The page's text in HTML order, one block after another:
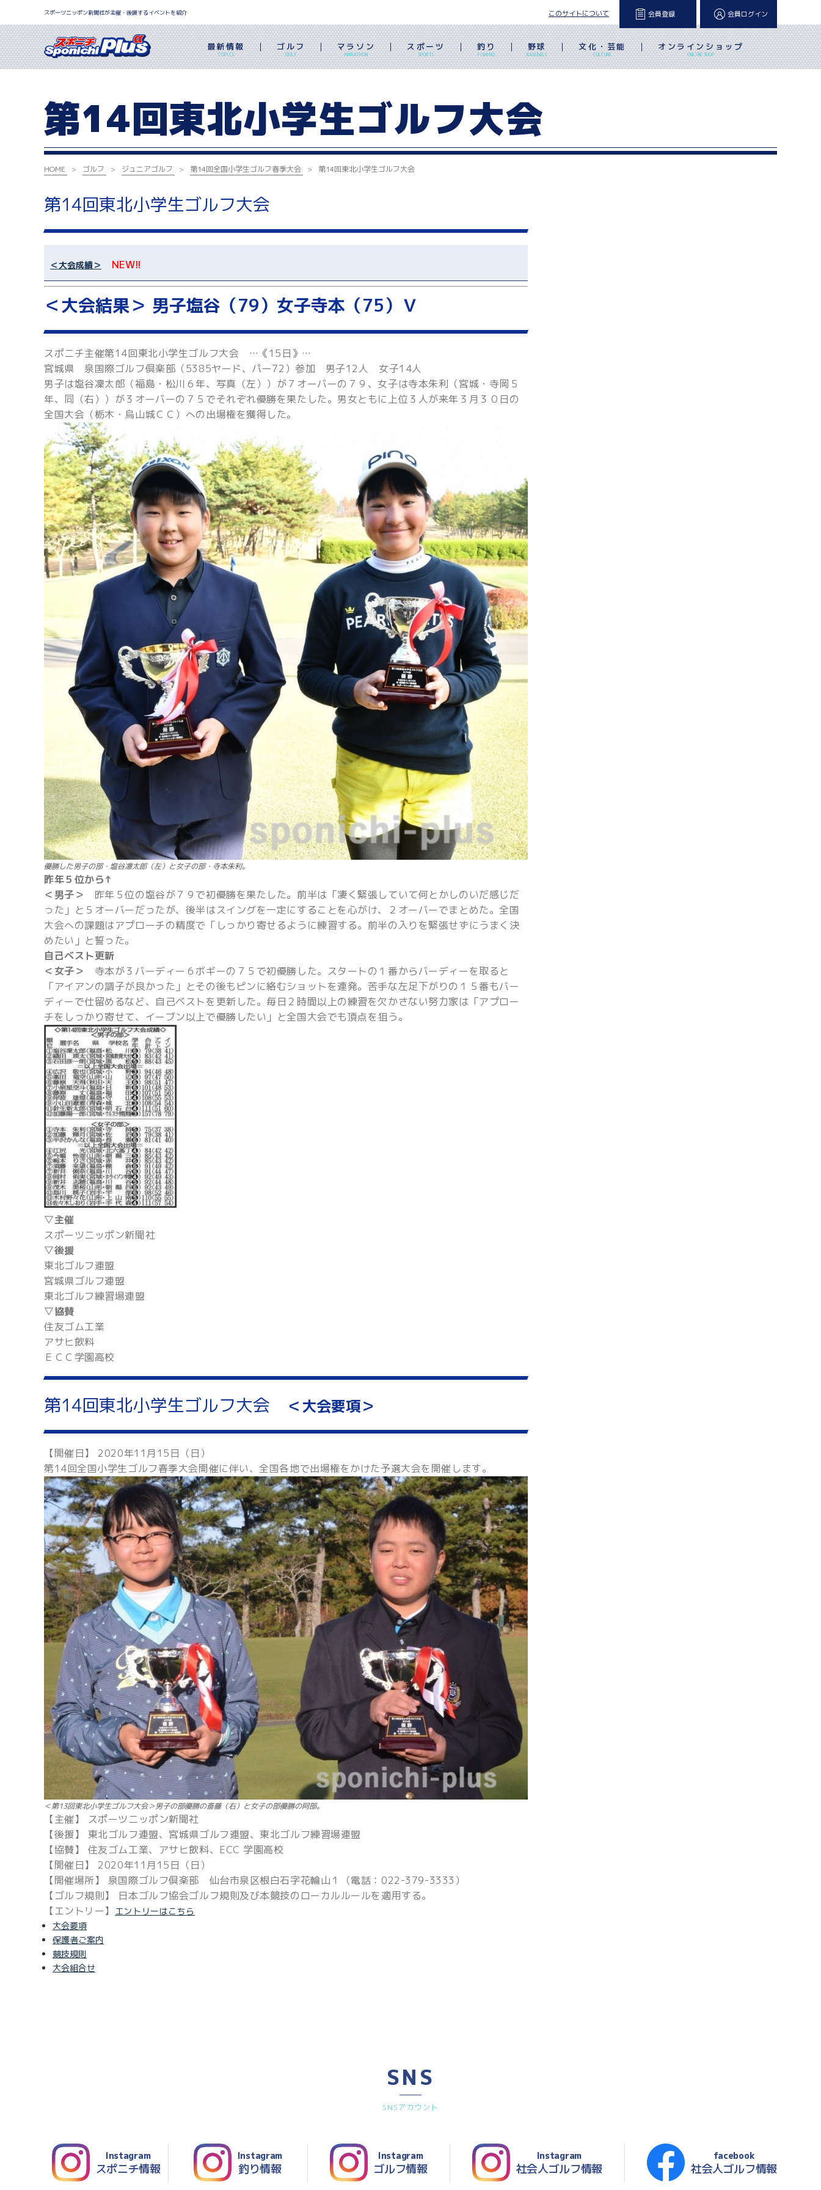
スポーツニッポン新聞社が主催・後援するイベントを紹介 このサイトについて 会員登録 会員ログイン
最新情報
TOPICS
ゴルフ
GOLF
マラソン
MARATHON
スポーツ
SPORTS
釣り
FISHING
野球
BASEBALL
文化・芸能
CULTURE
オンラインショップ
ONLINE SHOP
第14回東北小学生ゴルフ大会
HOME ゴルフ ジュニアゴルフ 第14回全国小学生ゴルフ春季大会 第14回東北小学生ゴルフ大会
第14回東北小学生ゴルフ大会
＜大会成績＞ NEW!!
＜大会結果＞ 男子塩谷（79）女子寺本（75）Ｖ
スポニチ主催第14回東北小学生ゴルフ大会 …《15日》…
宮城県 泉国際ゴルフ倶楽部（5385ヤード、パー72）参加 男子12人 女子14人
男子は塩谷凜太郎（福島・松川６年、写真（左））が７オーバーの７９、女子は寺本朱利（宮城・寺岡５
年、同（右））が３オーバーの７５でそれぞれ優勝を果たした。男女ともに上位３人が来年３月３０日の
全国大会（栃木・烏山城ＣＣ）への出場権を獲得した。
優勝した男子の部・塩谷凛太郎（左）と女子の部・寺本朱利。
昨年５位から↑
＜男子＞ 昨年５位の塩谷が７９で初優勝を果たした。前半は「凄く緊張していて何とかしのいだ感じだ
った」と５オーバーだったが、後半はスイングを一定にすることを心がけ、２オーバーでまとめた。全国
大会への課題はアプローチの精度で「しっかり寄せるように練習する。前半の入りを緊張せずにうまく決
めたい」と誓った。
自己ベスト更新
＜女子＞
寺本が３バーディー６ボギーの７５で初優勝した。スタートの１番からバーディーを取ると
「アイアンの調子が良かった」とその後もピンに絡むショットを連発。苦手な左足下がりの１５番もバー
ディーで仕留めるなど、自己ベストを更新した。毎日２時間以上の練習を欠かさない努力家は「アプロー
チをしっかり寄せて、イーブン以上で優勝したい」と全国大会でも頂点を狙う。
▽主催
スポーツニッポン新聞社
▽後援
東北ゴルフ連盟
宮城県ゴルフ連盟
東北ゴルフ練習場連盟
▽協賛
住友ゴム工業
アサヒ飲料
ＥＣＣ学園高校
第14回東北小学生ゴルフ大会 ＜大会要項＞
【開催日】 2020年11月15日（日）
第14回全国小学生ゴルフ春季大会開催に伴い、全国各地で出場権をかけた予選大会を開催します。
＜第13回東北小学生ゴルフ大会＞男子の部優勝の斎藤（右）と女子の部優勝の阿部。
【主催】 スポーツニッポン新聞社
【後援】 東北ゴルフ連盟、宮城県ゴルフ連盟、東北ゴルフ練習場連盟
【協賛】 住友ゴム工業、アサヒ飲料、ECC 学園高校
【開催日】 2020年11月15日（日）
【開催場所】 泉国際ゴルフ倶楽部 仙台市泉区根白石字花輪山１（電話：022-379-3333）
【ゴルフ規則】 日本ゴルフ協会ゴルフ規則及び本競技のローカルルールを適用する。
【エントリー】
エントリーはこちら
大会要項
保護者ご案内
競技規則
大会組合せ
SNS
SNSアカウント
Instagram
スポニチ情報
Instagram
釣り情報
Instagram
ゴルフ情報
Instagram
社会人ゴルフ情報
facebook
社会人ゴルフ情報